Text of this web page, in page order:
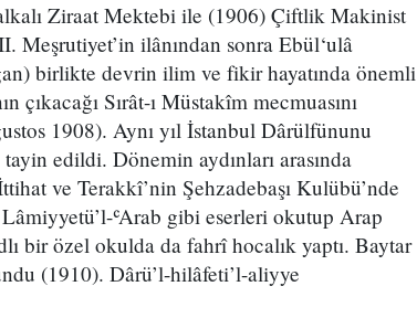
Ziraat Mektebi ile (1906) Çiftlik Makinist
Meşrutiyet’in ilânından sonra Ebül‘ulâ
birlikte devrin ilim ve fikir hayatında önemli
Sırât-ı Müstakîm mecmuasını
1908). Aynı yıl İstanbul Dârülfünunu
edildi. Dönemin aydınları arasında
ve Terakkî’nin Şehzadebaşı Kulübü’nde
ʿArab gibi eserleri okutup Arap
bir özel okulda da fahrî hocalık yaptı. Baytar
(1910). Dârü’l-hilâfeti’l-aliyye